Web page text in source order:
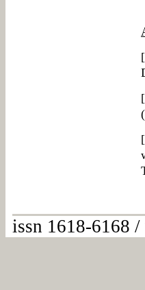
[
[
[
issn 1618-6168